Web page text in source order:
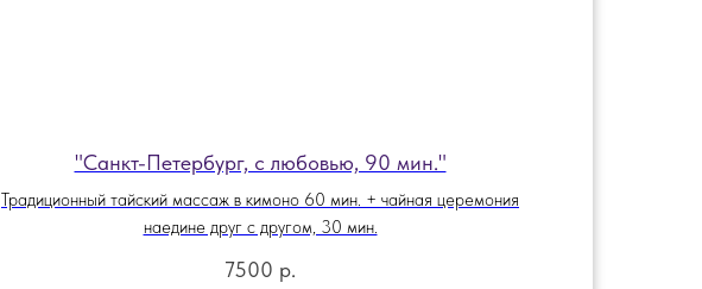
"Санкт-Петербург, с любовью, 90 мин."
Традиционный тайский массаж в кимоно 60 мин. + чайная церемония
наедине друг с другом, 30 мин.
7500 р.